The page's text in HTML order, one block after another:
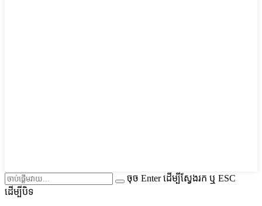
ចុច Enter ដើម្បីស្វែងរក ឬ ESC
ដើម្បីបិទ